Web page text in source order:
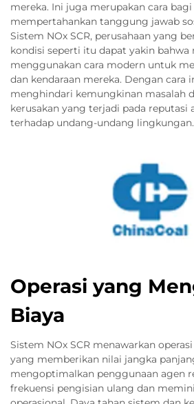
mereka. Ini juga merupakan cara
mempertahankan tanggung jawab
Sistem NOx SCR, perusahaan yang
kondisi seperti itu dapat yakin bahwa
menggunakan cara modern untuk
dan kendaraan mereka. Dengan cara
menghindari kemungkinan masalah
kerusakan yang terjadi pada reputasi
terhadap undang-undang lingkungan.
Operasi yang
Biaya
Sistem NOx SCR menawarkan
yang memberikan nilai jangka
mengoptimalkan penggunaan agen
frekuensi pengisian ulang dan